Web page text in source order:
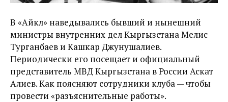
В «Айкөл» наведывались бывший и нынешний
министры внутренних дел Кыргызстана Мелис
Турганбаев и Кашкар Джунушалиев.
Периодически его посещает и официальный
представитель МВД Кыргызстана в России Аскат
Алиев. Как поясняют сотрудники клуба — чтобы
провести «разъяснительные работы».